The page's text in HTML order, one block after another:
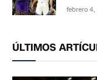
febrero 4,
ÚLTIMOS